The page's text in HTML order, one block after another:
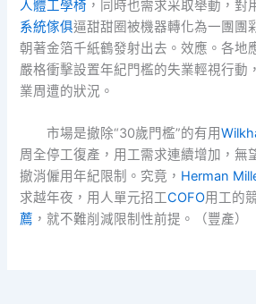
人體工學椅 ，同時也需求采取舉動，對
系統傢俱逼甜甜圈被機器轉化為一團團
朝著金箔千紙鶴發射出去。效應。各地
嚴格衝擊設置年紀門檻的失業輕視行動
業周遭的狀況。
市場是撤除“30歲門檻”的有用
周全停工復產，用工需求連續增加，無
撤消僱用年紀限制。究竟， Herman
求越年夜，用人單元招工COFO用工的
薦 ，就不難削減限制性前提。（豐產）